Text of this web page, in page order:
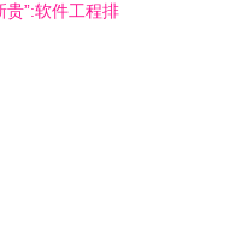
贵”:软件工程排